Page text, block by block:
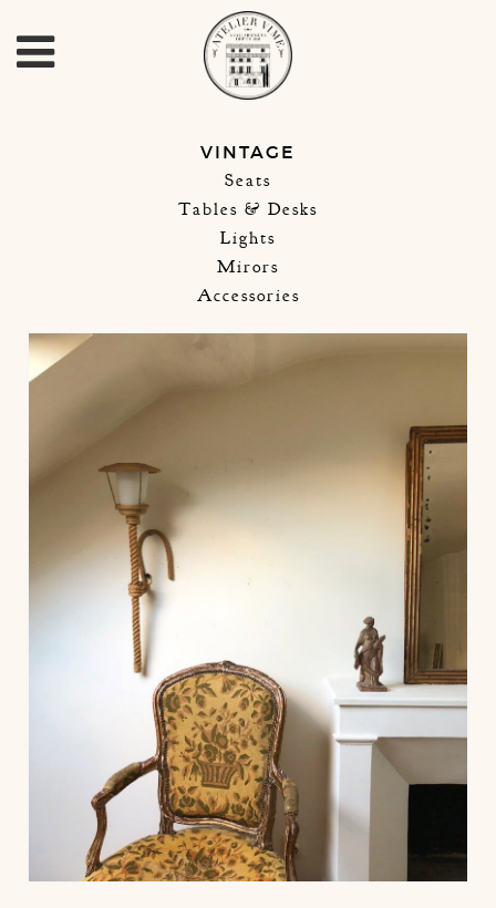
VINTAGE
Seats
Tables & Desks
Lights
Mirors
Accessories